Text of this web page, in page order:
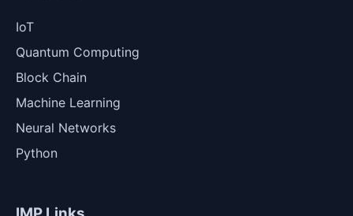
IoT
Quantum Computing
Block Chain
Machine Learning
Neural Networks
Python